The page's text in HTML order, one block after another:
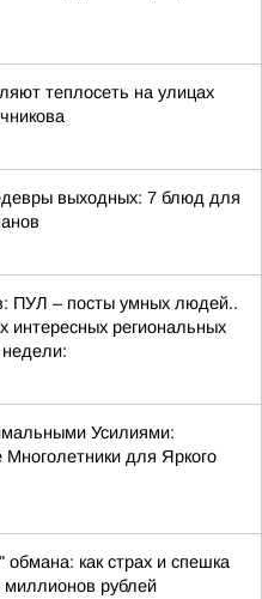
теплосеть на улицах
выходных: 7 блюд для
ПУЛ – посты умных людей..
интересных региональных
недели:
Усилиями:
для Яркого
обмана: как страх и спешка
миллионов рублей